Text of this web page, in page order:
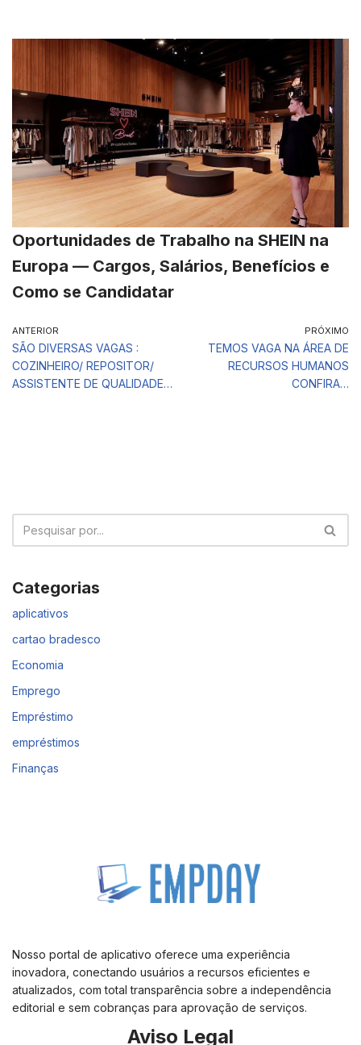
Oportunidades de Trabalho na SHEIN na
Europa — Cargos, Salários, Benefícios e
Como se Candidatar
ANTERIOR
SÃO DIVERSAS VAGAS :
COZINHEIRO/ REPOSITOR/
ASSISTENTE DE QUALIDADE…
PRÓXIMO
TEMOS VAGA NA ÁREA DE
RECURSOS HUMANOS
CONFIRA…
Categorias
aplicativos
cartao bradesco
Economia
Emprego
Empréstimo
empréstimos
Finanças
Nosso portal de aplicativo oferece uma experiência
inovadora, conectando usuários a recursos eficientes e
atualizados, com total transparência sobre a independência
editorial e sem cobranças para aprovação de serviços.
Aviso Legal